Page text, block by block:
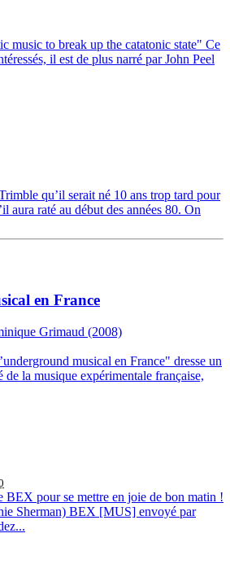
music to break up the catatonic state" Ce
il est de plus narré par John Peel
qu’il serait né 10 ans trop tard pour
aura raté au début des années 80. On
en France
Grimaud (2008)
musical en France" dresse un
de la musique expérimentale française,
BEX pour se mettre en joie de bon matin !
Sherman) BEX [MUS] envoyé par